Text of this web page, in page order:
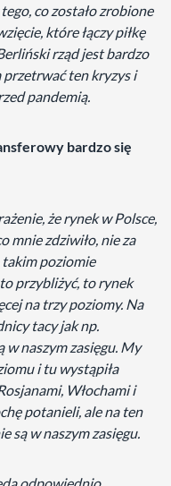
co zostało zrobione
które łączy piłkę
rząd jest bardzo
przetrwać ten kryzys i
pandemią.
bardzo się
że rynek w Polsce,
mnie zdziwiło, nie za
takim poziomie
przybliżyć, to rynek
na trzy poziomy. Na
tacy jak np.
w naszym zasięgu. My
i tu wystąpiła
Włochami i
potanieli, ale na ten
są w naszym zasięgu.